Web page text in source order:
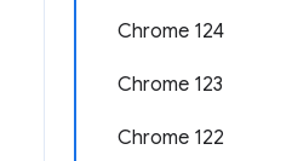
Chrome 124
Chrome 123
Chrome 122